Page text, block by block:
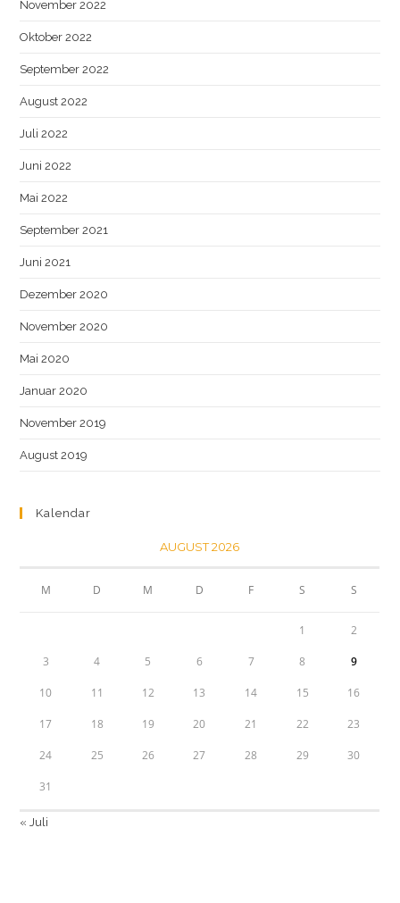
November 2022
Oktober 2022
September 2022
August 2022
Juli 2022
Juni 2022
Mai 2022
September 2021
Juni 2021
Dezember 2020
November 2020
Mai 2020
Januar 2020
November 2019
August 2019
Kalendar
AUGUST 2026
M D M D F S S
1 2
3 4 5 6 7 8 9
10 11 12 13 14 15 16
17 18 19 20 21 22 23
24 25 26 27 28 29 30
31
« Juli